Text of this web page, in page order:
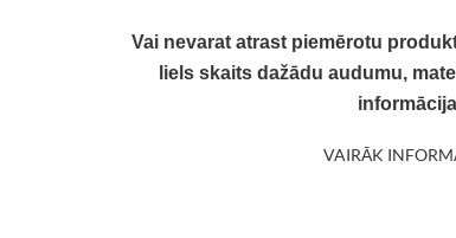
Vai nevarat atrast piemērotu
liels skaits dažādu audumu,
VAIRĀK